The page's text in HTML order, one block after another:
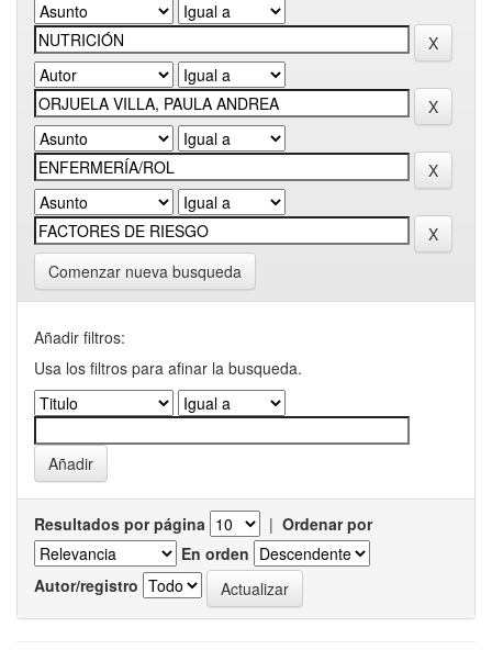
Comenzar nueva busqueda
Añadir filtros:
Usa los filtros para afinar la busqueda.
Resultados por página | Ordenar por
En orden
Autor/registro